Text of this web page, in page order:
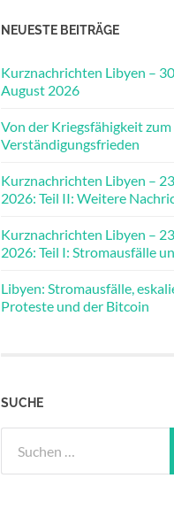
NEUESTE BEITRÄGE
Kurznachrichten Libyen –
August 2026
Von der Kriegsfähigkeit zum
Verständigungsfrieden
Kurznachrichten Libyen –
2026: Teil II: Weitere
Kurznachrichten Libyen –
2026: Teil I: Stromausfälle
Libyen: Stromausfälle,
Proteste und der Bitcoin
SUCHE
nach: